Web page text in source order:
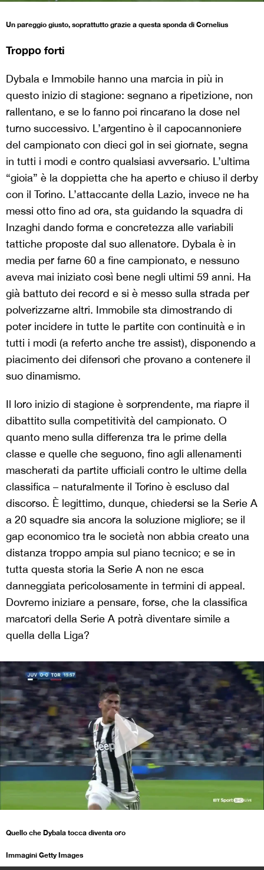
Un pareggio giusto, soprattutto grazie a questa sponda di Cornelius
Troppo forti
Dybala e Immobile hanno una marcia in più in
questo inizio di stagione: segnano a ripetizione, non
rallentano, e se lo fanno poi rincarano la dose nel
turno successivo. L’argentino è il capocannoniere
del campionato con dieci gol in sei giornate, segna
in tutti i modi e contro qualsiasi avversario. L’ultima
“gioia” è la doppietta che ha aperto e chiuso il derby
con il Torino. L’attaccante della Lazio, invece ne ha
messi otto fino ad ora, sta guidando la squadra di
Inzaghi dando forma e concretezza alle variabili
tattiche proposte dal suo allenatore. Dybala è in
media per farne 60 a fine campionato, e nessuno
aveva mai iniziato così bene negli ultimi 59 anni. Ha
già battuto dei record e si è messo sulla strada per
polverizzarne altri. Immobile sta dimostrando di
poter incidere in tutte le partite con continuità e in
tutti i modi (a referto anche tre assist), disponendo a
piacimento dei difensori che provano a contenere il
suo dinamismo.
Il loro inizio di stagione è sorprendente, ma riapre il
dibattito sulla competitività del campionato. O
quanto meno sulla differenza tra le prime della
classe e quelle che seguono, fino agli allenamenti
mascherati da partite ufficiali contro le ultime della
classifica – naturalmente il Torino è escluso dal
discorso. È legittimo, dunque, chiedersi se la Serie A
a 20 squadre sia ancora la soluzione migliore; se il
gap economico tra le società non abbia creato una
distanza troppo ampia sul piano tecnico; e se in
tutta questa storia la Serie A non ne esca
danneggiata pericolosamente in termini di appeal.
Dovremo iniziare a pensare, forse, che la classifica
marcatori della Serie A potrà diventare simile a
quella della Liga?
Quello che Dybala tocca diventa oro
Immagini Getty Images